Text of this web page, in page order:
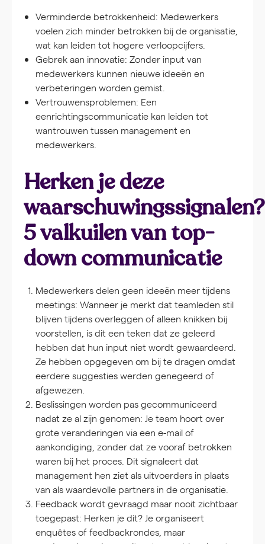
Verminderde betrokkenheid: Medewerkers
voelen zich minder betrokken bij de organisatie,
wat kan leiden tot hogere verloopcijfers.
Gebrek aan innovatie: Zonder input van
medewerkers kunnen nieuwe ideeën en
verbeteringen worden gemist.
Vertrouwensproblemen: Een
eenrichtingscommunicatie kan leiden tot
wantrouwen tussen management en
medewerkers.
Herken je deze
waarschuwingssignalen?
5 valkuilen van top-
down communicatie
Medewerkers delen geen ideeën meer tijdens
meetings: Wanneer je merkt dat teamleden stil
blijven tijdens overleggen of alleen knikken bij
voorstellen, is dit een teken dat ze geleerd
hebben dat hun input niet wordt gewaardeerd.
Ze hebben opgegeven om bij te dragen omdat
eerdere suggesties werden genegeerd of
afgewezen.
Beslissingen worden pas gecommuniceerd
nadat ze al zijn genomen: Je team hoort over
grote veranderingen via een e-mail of
aankondiging, zonder dat ze vooraf betrokken
waren bij het proces. Dit signaleert dat
management hen ziet als uitvoerders in plaats
van als waardevolle partners in de organisatie.
Feedback wordt gevraagd maar nooit zichtbaar
toegepast: Herken je dit? Je organiseert
enquêtes of feedbackrondes, maar